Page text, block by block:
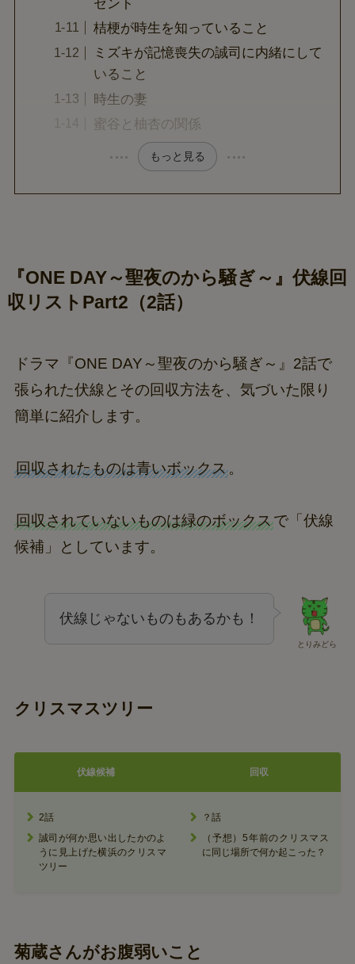
ゼント
桔梗が時生を知っていること
ミズキが記憶喪失の誠司に内緒にして
いること
時生の妻
蜜谷と柚杏の関係
もっと見る
『ONE DAY～聖夜のから騒ぎ～』伏線回
収リストPart2（2話）
ドラマ『ONE DAY～聖夜のから騒ぎ～』2話で
張られた伏線とその回収方法を、気づいた限り
簡単に紹介します。
回収されたものは青いボックス。
回収されていないものは緑のボックスで「伏線
候補」としています。
とりみどら
伏線じゃないものもあるかも！
クリスマスツリー
伏線候補 回収
2話
誠司が何か思い出したかのよ
うに見上げた横浜のクリスマ
ツリー
？話
（予想）5年前のクリスマス
に同じ場所で何か起こった？
菊蔵さんがお腹弱いこと